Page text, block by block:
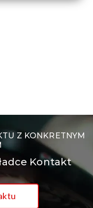
Z KONKRETNYM
Kontakt